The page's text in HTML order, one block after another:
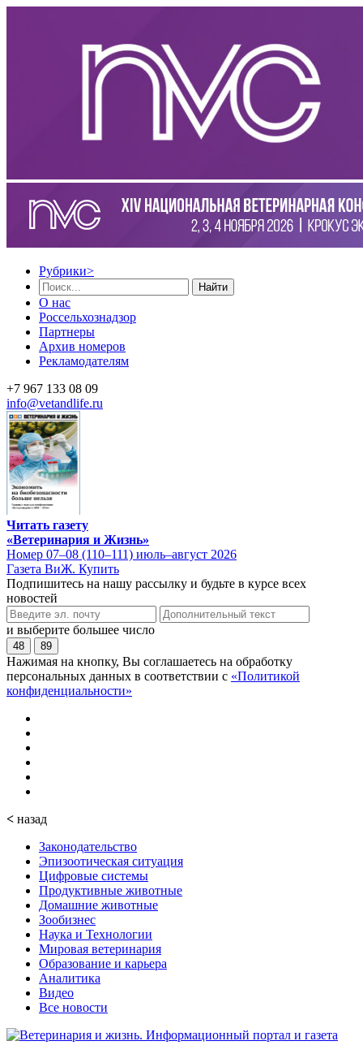
Рубрики>
Найти
О нас
Россельхознадзор
Партнеры
Архив номеров
Рекламодателям
+7 967 133 08 09
info@vetandlife.ru
Читать газету
«Ветеринария и Жизнь»
Номер 07–08 (110–111) июль–август 2026
Газета ВиЖ. Купить
Подпишитесь на нашу рассылку и будьте в курсе всех
новостей
и выберите большее число
48 89
Нажимая на кнопку, Вы соглашаетесь на обработку
персональных данных в соответствии с «Политикой
конфиденциальности»
< назад
Законодательство
Эпизоотическая ситуация
Цифровые системы
Продуктивные животные
Домашние животные
Зообизнес
Наука и Технологии
Мировая ветеринария
Образование и карьера
Аналитика
Видео
Все новости